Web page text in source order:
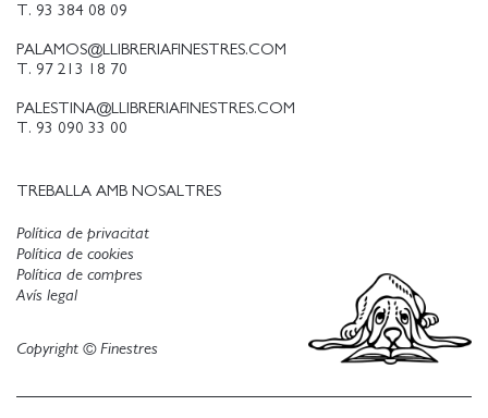
T. 93 384 08 09
PALAMOS@LLIBRERIAFINESTRES.COM
T. 97 213 18 70
PALESTINA@LLIBRERIAFINESTRES.COM
T. 93 090 33 00
TREBALLA AMB NOSALTRES
Política de privacitat
Política de cookies
Avís legal
Política de compres
Copyright © Finestres